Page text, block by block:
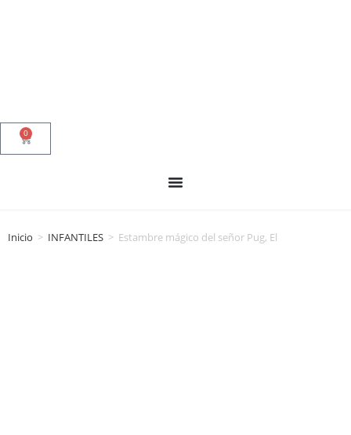
0
Inicio > INFANTILES > Estambre mágico del señor Pug, El